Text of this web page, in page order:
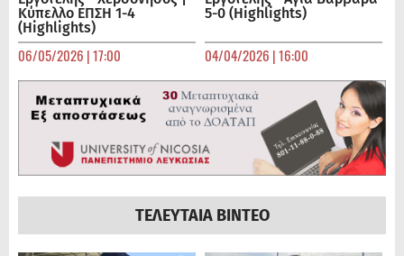
Κύπελλο ΕΠΣΗ 1-4
(Highlights)
06/05/2026 | 17:00
5-0 (Highlights)
04/04/2026 | 16:00
ΤΕΛΕΥΤΑΙΑ ΒΙΝΤΕΟ